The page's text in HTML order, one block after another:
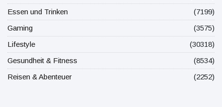
Essen und Trinken
(7199)
Gaming
(3575)
Lifestyle
(30318)
Gesundheit & Fitness
(8534)
Reisen & Abenteuer
(2252)